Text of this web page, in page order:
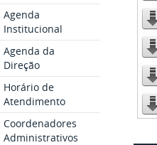
Agenda
Institucional
Agenda da
Direção
Horário de
Atendimento
Coordenadores
Administrativos